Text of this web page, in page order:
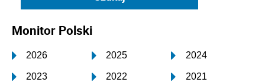
Monitor Polski
2026 2025 2024
2023 2022 2021